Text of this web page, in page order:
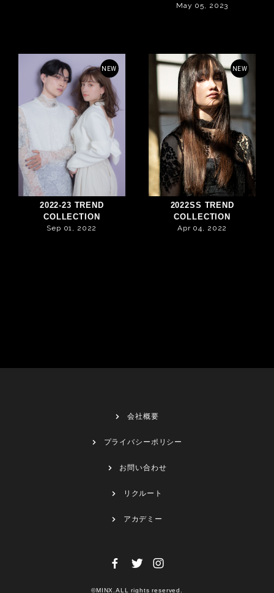
May 05, 2023
NEW
2022-23 TREND
COLLECTION
Sep 01, 2022
NEW
2022SS TREND
COLLECTION
Apr 04, 2022
会社概要
プライバシーポリシー
お問い合わせ
リクルート
アカデミー
©MINX.ALL rights reserved.